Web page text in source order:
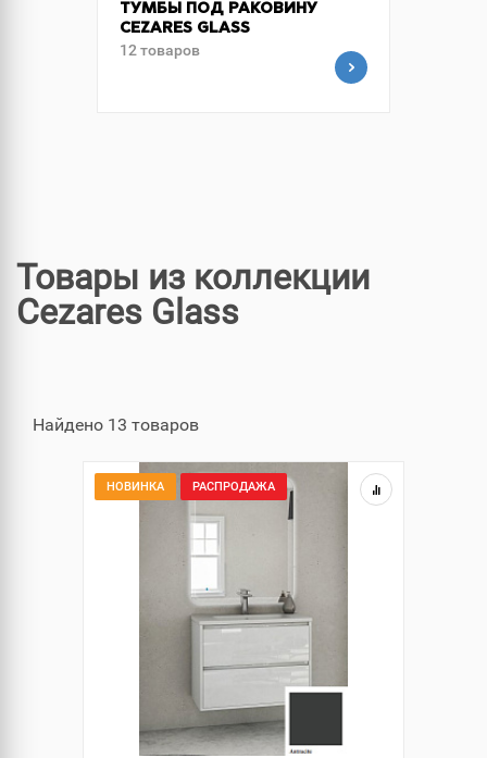
ТУМБЫ ПОД РАКОВИНУ
CEZARES GLASS
12 товаров
Товары из коллекции
Cezares Glass
Найдено 13 товаров
НОВИНКА РАСПРОДАЖА